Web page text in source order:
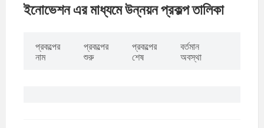
ইনোভেশনএর মাধ্যমে উন্নয়ন প্রকল্প তালিকা
প্রকল্পের
নাম
প্রকল্পের
শুরু
প্রকল্পের
শেষ
বর্তমান
অবস্থা